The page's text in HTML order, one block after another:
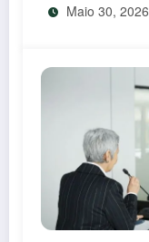
Maio 30, 2026